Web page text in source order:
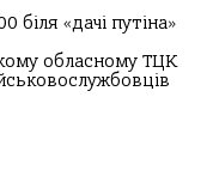
біля «дачі путіна»
обласному ТЦК